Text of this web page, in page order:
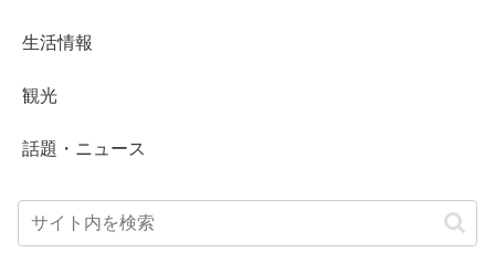
生活情報
観光
話題・ニュース